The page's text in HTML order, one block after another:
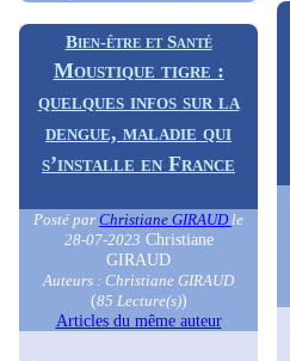
Bien-être et Santé
Moustique tigre :
quelques infos sur la
dengue, maladie qui
s’installe en France
Posté par Christiane GIRAUD le
28-07-2023 Christiane
GIRAUD
Auteurs : Christiane GIRAUD
(85 Lecture(s))
Articles du même auteur